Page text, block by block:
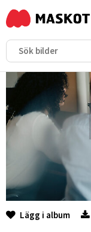
Lägg i album